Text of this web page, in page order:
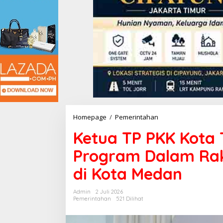
Homepage / Pemerintahan
t
u
a
T
P
P
o
Ketua TP PKK
Program Dalam
di Kota Medan
Admin
2 Juli 2026
Pemerintahan
521 Dilihat